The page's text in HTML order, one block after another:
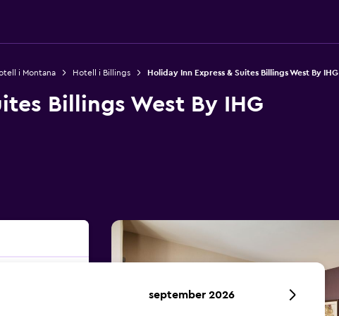
i Montana Hotell i Billings Holiday Inn Express & Suites Billings West By IHG
Billings West By IHG
september 2026